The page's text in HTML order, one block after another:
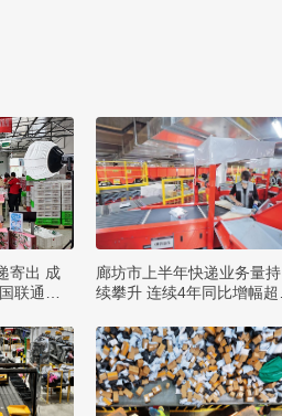
寄出 成
联通全
廊坊市上半年快递业务量持
续攀升 连续4年同比增幅超2